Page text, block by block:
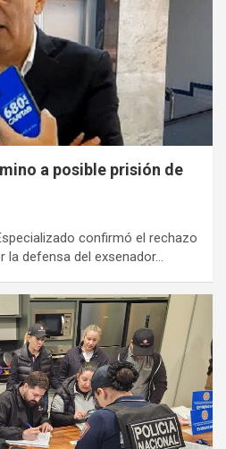
a posible prisión de
confirmó el rechazo
la defensa del exsenador…